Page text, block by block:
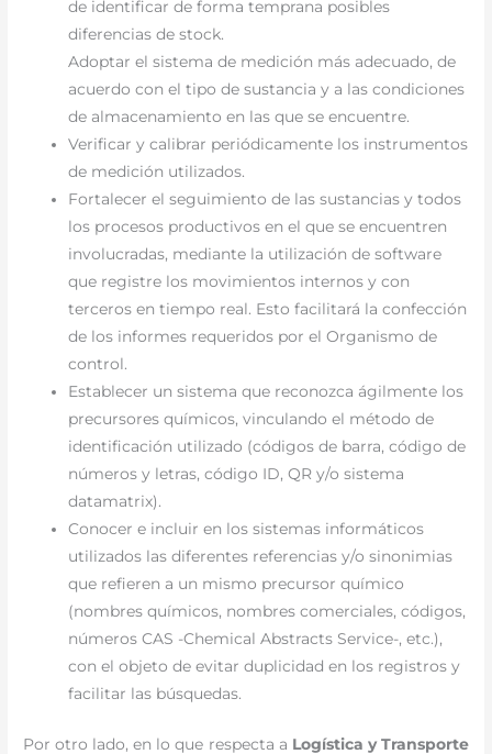
de identificar de forma temprana posibles
diferencias de stock.
Adoptar el sistema de medición más adecuado, de
acuerdo con el tipo de sustancia y a las condiciones
de almacenamiento en las que se encuentre.
Verificar y calibrar periódicamente los instrumentos
de medición utilizados.
Fortalecer el seguimiento de las sustancias y todos
los procesos productivos en el que se encuentren
involucradas, mediante la utilización de software
que registre los movimientos internos y con
terceros en tiempo real. Esto facilitará la confección
de los informes requeridos por el Organismo de
control.
Establecer un sistema que reconozca ágilmente los
precursores químicos, vinculando el método de
identificación utilizado (códigos de barra, código de
números y letras, código ID, QR y/o sistema
datamatrix).
Conocer e incluir en los sistemas informáticos
utilizados las diferentes referencias y/o sinonimias
que refieren a un mismo precursor químico
(nombres químicos, nombres comerciales, códigos,
números CAS -Chemical Abstracts Service-, etc.),
con el objeto de evitar duplicidad en los registros y
facilitar las búsquedas.
Por otro lado, en lo que respecta a Logística y Transporte